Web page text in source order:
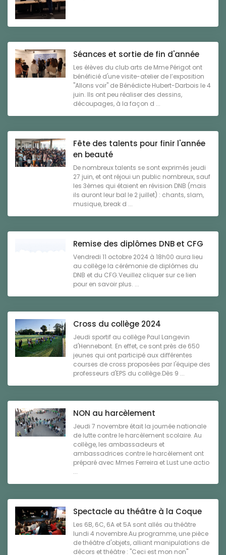
Séances et sortie de fin d'année
Les élèves du club arts de Mme Périgot ont
bénéficié d'une visite-atelier de l’exposition
"Allons voir" de Bénédicte Hubert-Darbois le 4
juin. Ils ont peu réaliser des dessins,
découpages, à la façon d ...
Fête des talents pour finir l'année
en beauté
De nombreux talents se sont exprimés jeudi
27 juin, et ont réjoui un public nombreux, sauf
les 3èmes qui étaient en révision DNB (mais
ils auront leur bal le 2 juillet) : chants, slam,
musique, break d ...
Remise des diplômes DNB et CFG
Vendredi 11 octobre 2024 à 18h00 aura lieu
au collège la cérémonie de diplômes du
DNB et du CFG.Veuillez cliquer sur ce lien
pour en savoir plus. ...
Cross du collège 2024
Jeudi sportif au collège Paul Langevin
d'Hennebont. En effet, ce sont près de 650
jeunes qui ont participé aux différentes
courses de cross proposées par l'équipe des
professeurs d'EPS du collège.Dès 9 ...
NON au harcèlement
Jeudi 7 novembre était la journée nationale
de lutte contre le harcèlement scolaire. Au
collège, les ambassadeurs et
ambassadrices contre le harcèlement ont
préparé avec Mmes Ferreira et Lust une actio
...
Spectacle au théâtre à la Coque
Les 6B, 6C, 6A et 5A sont allés au théâtre
lundi 4 novembre.Au programme, une pièce
de théâtre d'objets, alliant manipulations de
décors et théâtre : "Ceci est mon non"